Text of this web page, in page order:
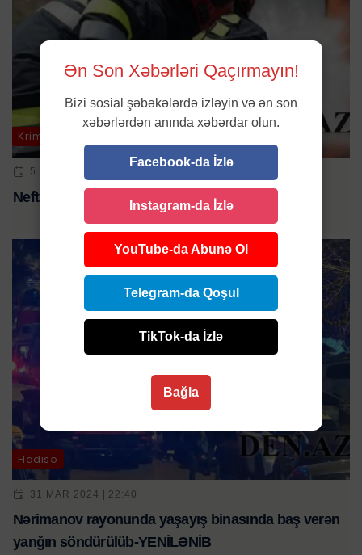
Kriminal
5 MAR 2025 | 10:15
Neft Emalı Zavodunda yanğın başlayıb
Hadisə
31 MAR 2024 | 22:40
Nərimanov rayonunda yaşayış binasında baş verən
yanğın söndürülüb-YENİLƏNİB
Ən Son Xəbərləri Qaçırmayın!
Bizi sosial şəbəkələrdə izləyin və ən son
xəbərlərdən anında xəbərdar olun.
Facebook-da İzlə
Instagram-da İzlə
YouTube-da Abunə Ol
Telegram-da Qoşul
TikTok-da İzlə
Bağla